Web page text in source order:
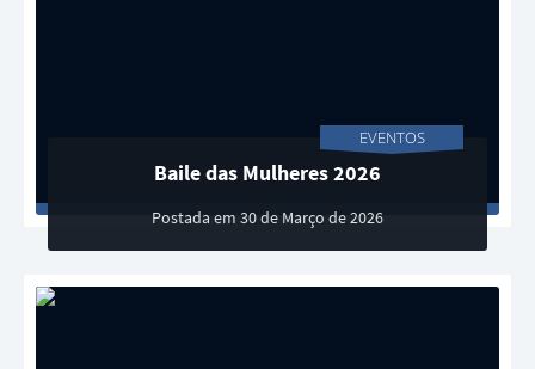
Baile das Mulheres 2026
Postada em 30 de Março de 2026
EVENTOS